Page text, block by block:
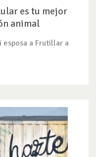
es tu mejor
animal
esposa a Frutillar a